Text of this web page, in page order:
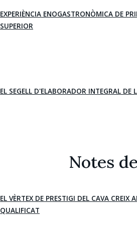
EXPERIÈNCIA ENOGASTRONÒMICA DE
SUPERIOR
EL SEGELL D'ELABORADOR INTEGRAL
Notes
EL VÈRTEX DE PRESTIGI DEL CAVA
QUALIFICAT